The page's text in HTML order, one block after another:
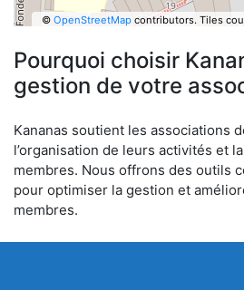
© OpenStreetMapcontributors. Tiles
Pourquoi choisir
gestion de votre
Kananas soutient les associations
l’organisation de leurs activités et
membres. Nous offrons des outils
pour optimiser la gestion et
membres.